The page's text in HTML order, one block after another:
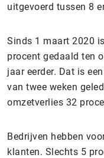
uitgevoerd tussen 8
Sinds 1 maart 2020
procent gedaald ten
jaar eerder. Dat is
van twee weken
omzetverlies 32
Bedrijven hebben
klanten. Slechts 5